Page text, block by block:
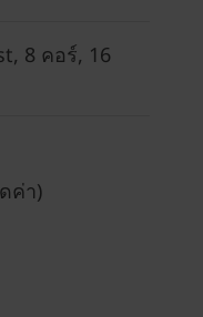
8 คอร์, 16
ค่า)